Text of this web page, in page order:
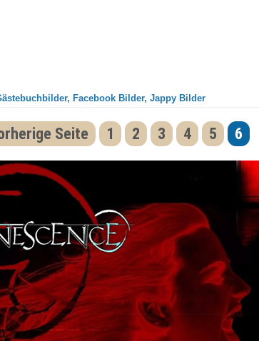
Facebook Bilder, Jappy Bilder
Seite 1 2 3 4 5 6